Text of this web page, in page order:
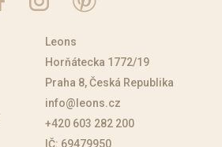
Leons
Horňátecka 1772/19
Praha 8, Česká Republika
info@leons.cz
+420 603 282 200
IČ: 69479950